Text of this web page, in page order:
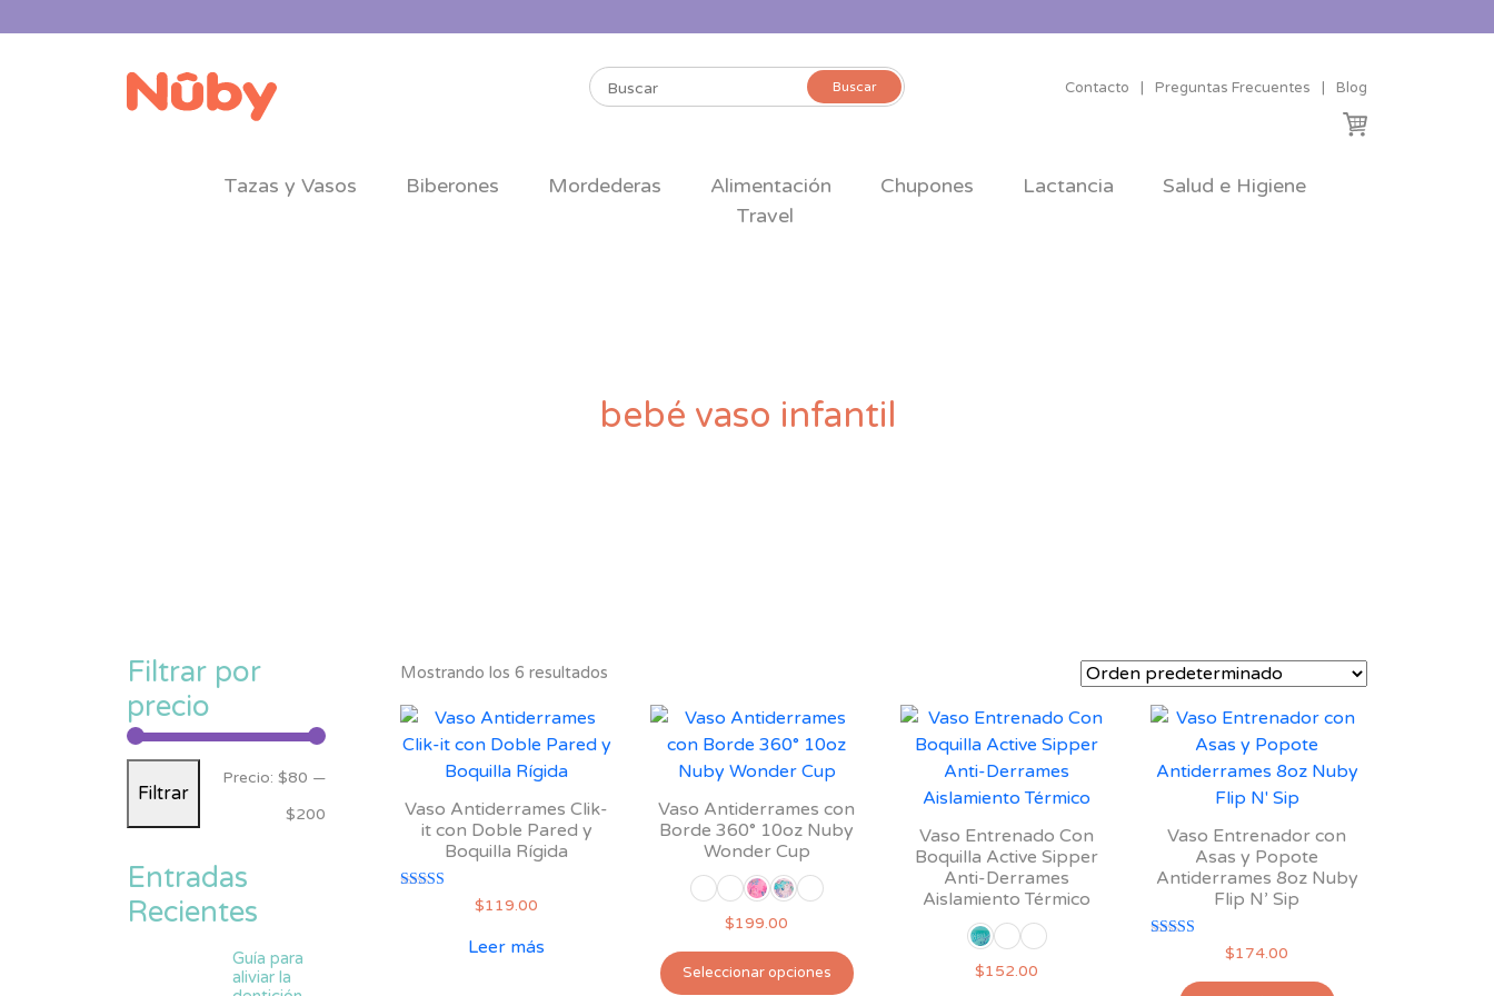
Buscar
Buscar Contacto Preguntas Frecuentes Blog
Tazas y Vasos Biberones Mordederas Alimentación Chupones Lactancia
Salud e Higiene
Travel
bebé vaso infantil
Mostrando los 6 resultados
Vaso Antiderrames Clik-
it con Doble Pared y
Boquilla Rígida
Valorado con
$119.00
Leer más
Vaso Antiderrames con
Borde 360° 10oz Nuby
Wonder Cup
$199.00
Seleccionar opciones
Este
producto
Vaso Entrenado Con
Boquilla Active Sipper
Anti-Derrames
Aislamiento Térmico
$152.00
Vaso Entrenador con
Asas y Popote
Antiderrames 8oz Nuby
Flip N’ Sip
4.00
$174.00
Filtrar por
precio
Precio
mínimo
Precio
máximo
Filtrar
Precio: $80 —
$200
Entradas
Recientes
Guía para
aliviar la